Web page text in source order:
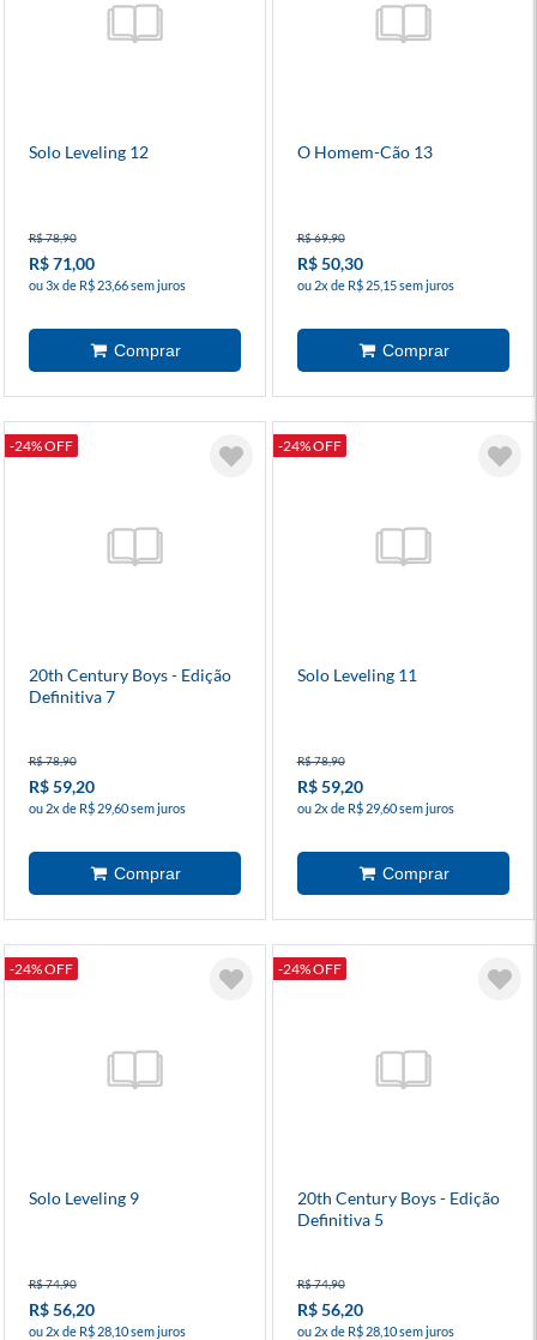
Solo Leveling 12
R$ 78,90
R$ 71,00
ou 3x de R$ 23,66 sem juros
O Homem-Cão 13
R$ 69,90
R$ 50,30
ou 2x de R$ 25,15 sem juros
-24% OFF
20th Century Boys - Edição
Definitiva 7
R$ 78,90
R$ 59,20
ou 2x de R$ 29,60 sem juros
-24% OFF
Solo Leveling 11
R$ 78,90
R$ 59,20
ou 2x de R$ 29,60 sem juros
-24% OFF
Solo Leveling 9
R$ 74,90
R$ 56,20
ou 2x de R$ 28,10 sem juros
-24% OFF
20th Century Boys - Edição
Definitiva 5
R$ 74,90
R$ 56,20
ou 2x de R$ 28,10 sem juros